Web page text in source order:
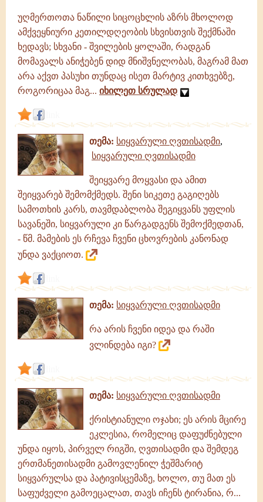
უღმერთოთა ნაწილი სიცოცხლის აზრს მხოლოდ
ამქვეყნიური კეთილდღეობის სხვისთვის შექმნაში
ხედავს; სხვანი - შვილების ყოლაში, რადგან
მომავალს ანიჭებენ დიდ მნიშვნელობას, მაგრამ მათ
არა აქვთ პასუხი თუნდაც ისეთ მარტივ კითხვებზე,
როგორიცაა მაგ... იხილეთ სრულად
თემა: სიყვარული ღვთისადმი,
სიყვარული ღვთისადმი
შეიყვარე მოყვასი და ამით
შეიყვარებ შემომქმედს. შენი სიკეთე გაგიღებს
სამოთხის კარს, თავმდაბლობა შეგიყვანს უფლის
სავანეში, სიყვარული კი წარგადგენს შემოქმედთან,
- წმ. მამების ეს რჩევა ჩვენი ცხოვრების კანონად
უნდა ვაქციოთ.
თემა: სიყვარული ღვთისადმი
რა არის ჩვენი იდეა და რაში
ვლინდება იგი?
თემა: სიყვარული ღვთისადმი
ქრისტიანული ოჯახი; ეს არის მცირე
ეკლესია, რომელიც დაფუძნებული
უნდა იყოს, პირველ რიგში, ღვთისადმი და შემდეგ
ერთმანეთისადმი გამოვლენილ ჭეშმარიტ
სიყვარულსა და პატივისცემაზე, ხოლო, თუ მათ ეს
საფუძველი გამოეცალათ, თავს იჩენს ტირანია, რ...